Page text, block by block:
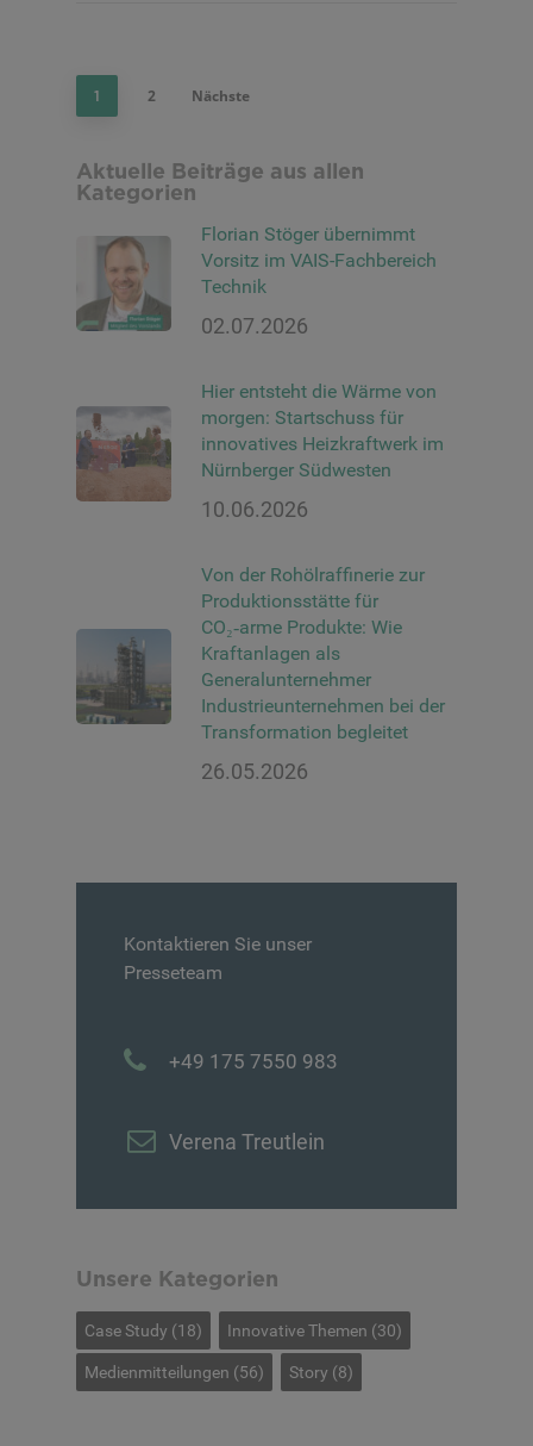
1 2 Nächste
Aktuelle Beiträge aus allen
Kategorien
Florian Stöger übernimmt
Vorsitz im VAIS-Fachbereich
Technik
02.07.2026
Hier entsteht die Wärme von
morgen: Startschuss für
innovatives Heizkraftwerk im
Nürnberger Südwesten
10.06.2026
Von der Rohölraffinerie zur
Produktionsstätte für
CO₂‑arme Produkte: Wie
Kraftanlagen als
Generalunternehmer
Industrieunternehmen bei der
Transformation begleitet
26.05.2026
Kontaktieren Sie unser
Presseteam
+49 175 7550 983
Verena Treutlein
Unsere Kategorien
Case Study (18) Innovative Themen (30)
Medienmitteilungen (56) Story (8)